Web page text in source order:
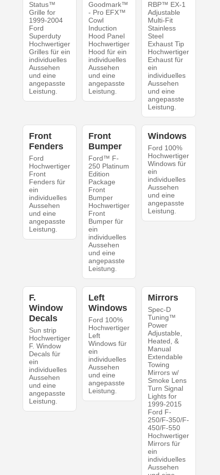
Status™
Grille for
1999-2004
Ford
Superduty
Hochwertiger
Grilles für ein
individuelles
Aussehen
und eine
angepasste
Leistung.
Goodmark™
- Pro EFX™
Cowl
Induction
Hood Panel
Hochwertiger
Hood für ein
individuelles
Aussehen
und eine
angepasste
Leistung.
RBP™ EX-1
Adjustable
Multi-Fit
Stainless
Steel
Exhaust Tip
Hochwertiger
Exhaust für
ein
individuelles
Aussehen
und eine
angepasste
Leistung.
Front
Fenders
Ford
Hochwertiger
Front
Fenders für
ein
individuelles
Aussehen
und eine
angepasste
Leistung.
Front
Bumper
Ford™ F-
250 Platinum
Edition
Package
Front
Bumper
Hochwertiger
Front
Bumper für
ein
individuelles
Aussehen
und eine
angepasste
Leistung.
Windows
Ford 100%
Hochwertiger
Windows für
ein
individuelles
Aussehen
und eine
angepasste
Leistung.
F.
Window
Decals
Sun strip
Hochwertiger
F. Window
Decals für
ein
individuelles
Aussehen
und eine
angepasste
Leistung.
Left
Windows
Ford 100%
Hochwertiger
Left
Windows für
ein
individuelles
Aussehen
und eine
angepasste
Leistung.
Mirrors
Spec-D
Tuning™
Power
Adjustable,
Heated, &
Manual
Extendable
Towing
Mirrors w/
Smoke Lens
Turn Signal
Lights for
1999-2015
Ford F-
250/F-350/F-
450/F-550
Hochwertiger
Mirrors für
ein
individuelles
Aussehen